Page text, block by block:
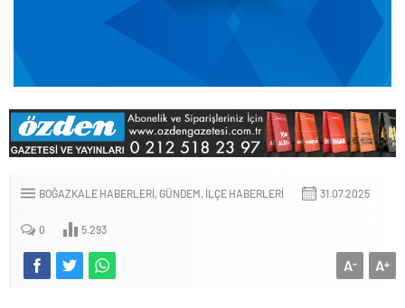
BOĞAZKALE HABERLERI GÜNDEM İLÇE HABERLERI 31.07.2025
0 5.293
A+
A-